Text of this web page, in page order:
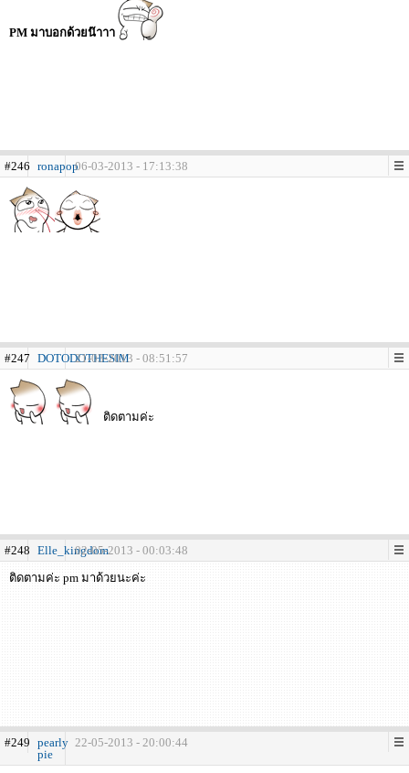
PM มาบอกด้วยน๊าาา
#246 ronapop06-03-2013 - 17:13:38
#247 DOTODOTHESIM
21-03-2013 - 08:51:57
ติดตามค่ะ
#248 Elle_kingdom02-05-2013 - 00:03:48
ติดตามค่ะ pm มาด้วยนะค่ะ
#249 pearly
pie
22-05-2013 - 20:00:44